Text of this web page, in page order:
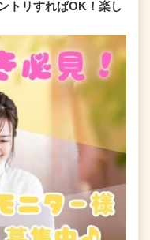
トリすればOK！楽し